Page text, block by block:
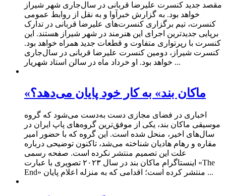
مقصد جدید کنسرت علیرضا قربانی در سال‌جاری شهر شیراز
خواهد بود. به گزارش خبرآوا و به نقل از روابط عمومی
کنسرت، تیم برگزاری کنسرت‌های علیرضا قربانی در تدارک
برپایی جدیدترین اجرای این هنرمند در شهر شیراز هستند. این
کنسرت با رپرتواری متفاوت و قطعات جدید همراه خواهد بود.
کنسرت شیراز، دومین کنسرت علیرضا قربانی در سال‌جاری
خواهد بود. او خرداد ماه در سالن استاد شهریار ...
«ماکان بند» به کار خود پایان می‌دهد؟
اخباری در فضای مجازی دست به‌دست می‌شود که گروه
موسیقی ماکان بند، یکی از موفق‌ترین گروه‌های پاپ ایران در
سال‌های اخیر، منحل شده است. این گروه که با حضور امیر
مقاره و رهام هادیان شناخته می‌شد، تاکنون توضیحی درباره
علت این تصمیم منتشر نکرده است. صفحه رسمی
اینستاگرام ماکان بند در سال ۲۰۲۳ تصویری با عبارت «The
End» منتشر کرده است؛ اقدامی که به منزله اعلام پایان ...